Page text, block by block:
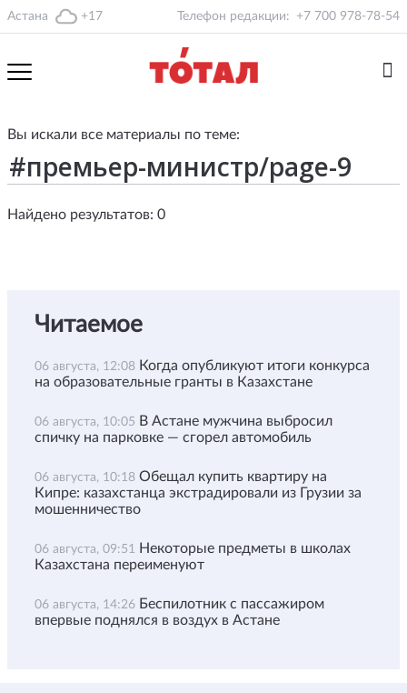
Астана +17 Телефон редакции: +7 700 978-78-54
Вы искали все материалы по теме:
Найдено результатов: 0
Читаемое
06 августа, 12:08 Когда опубликуют итоги конкурса
на образовательные гранты в Казахстане
06 августа, 10:05 В Астане мужчина выбросил
спичку на парковке — сгорел автомобиль
06 августа, 10:18 Обещал купить квартиру на
Кипре: казахстанца экстрадировали из Грузии за
мошенничество
06 августа, 09:51 Некоторые предметы в школах
Казахстана переименуют
06 августа, 14:26 Беспилотник с пассажиром
впервые поднялся в воздух в Астане